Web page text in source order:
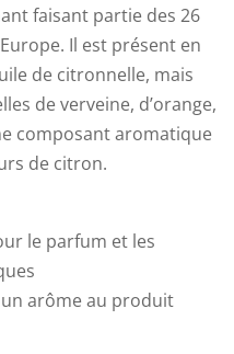
faisant partie des 26
Il est présent en
de citronnelle, mais
de verveine, d’orange,
composant aromatique
de citron.
le parfum et les
arôme au produit